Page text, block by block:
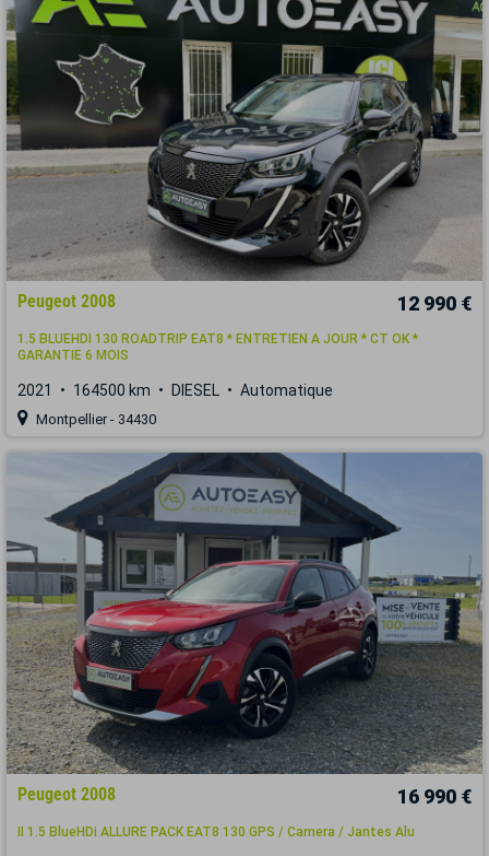
Peugeot 2008 12 990 €
1.5 BLUEHDI 130 ROADTRIP EAT8 * ENTRETIEN A JOUR * CT OK *
GARANTIE 6 MOIS
2021 164500 km DIESEL Automatique
Montpellier - 34430
Peugeot 2008 16 990 €
II 1.5 BlueHDi ALLURE PACK EAT8 130 GPS / Camera / Jantes Alu